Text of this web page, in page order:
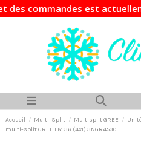
est actuellement
Accueil Multi-Split Multisplit GREE
multi-split GREE FM 36 (4x1) 3NGR4530